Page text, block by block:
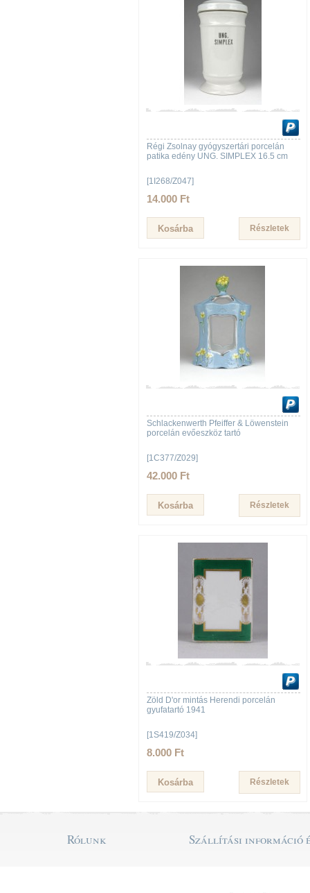
Régi Zsolnay gyógyszertári porcelán
patika edény UNG. SIMPLEX 16.5 cm
[1I268/Z047]
14.000 Ft
Részletek
Schlackenwerth Pfeiffer & Löwenstein
porcelán evőeszköz tartó
[1C377/Z029]
42.000 Ft
Részletek
Zöld D'or mintás Herendi porcelán
gyufatartó 1941
[1S419/Z034]
8.000 Ft
Részletek
Rólunk Szállítási információ